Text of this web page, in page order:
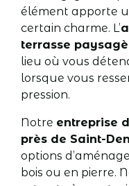
élément apporte
certain charme. L’
terrasse
lieu où vous
lorsque vous
pression.
Notre entreprise
près de Saint-
options
bois ou en pierre.